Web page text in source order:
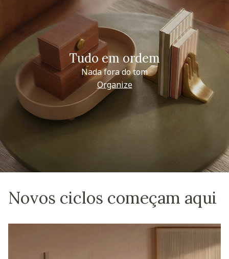
Tudo em ordem
Nada fora do tom
Organize
Novos ciclos começam aqui